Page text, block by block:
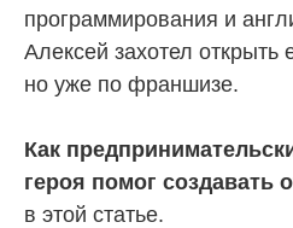
программирования и
Алексей захотел открыть
но уже по франшизе.
Как
героя помог создавать
в этой статье.